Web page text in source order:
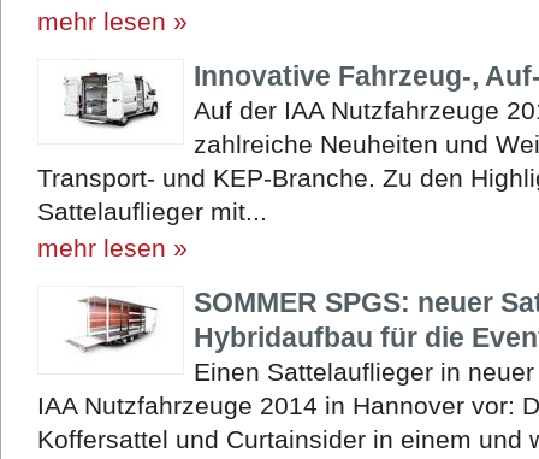
mehr lesen »
Innovative Fahrzeug-,
Auf der IAA Nutzfahrzeuge
zahlreiche Neuheiten und
Transport- und KEP-Branche. Zu den
Sattelauflieger mit...
mehr lesen »
SOMMER SPGS: neuer
Hybridaufbau für die
Einen Sattelauflieger in
IAA Nutzfahrzeuge 2014 in Hannover vor:
Koffersattel und Curtainsider in einem und